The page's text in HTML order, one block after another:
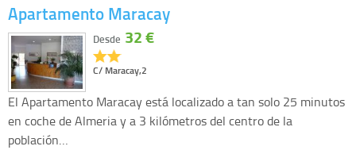
Apartamento Maracay
C/ Maracay,2
Desde 32 €
El Apartamento Maracay está localizado a tan solo 25 minutos
en coche de Almeria y a 3 kilómetros del centro de la
población…